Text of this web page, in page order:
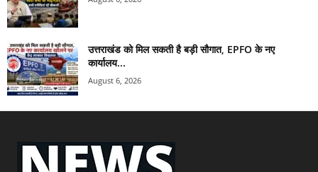
उत्तराखंड को मिल सकती है बड़ी सौगात, EPFO के नए
कार्यालय...
August 6, 2026